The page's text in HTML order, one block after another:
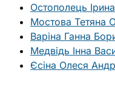
Остополець
Мостова Тетяна
Варіна Ганна
Медвідь Інна
Єсіна Олеся